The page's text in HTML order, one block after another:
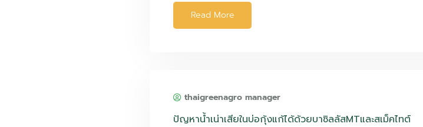
Read More
thaigreenagro manager
ปัญหาน้ำเน่าเสียในบ่อกุ้งแก้ได้ด้วยบาซิลลัสMTและสเม็คไทต์